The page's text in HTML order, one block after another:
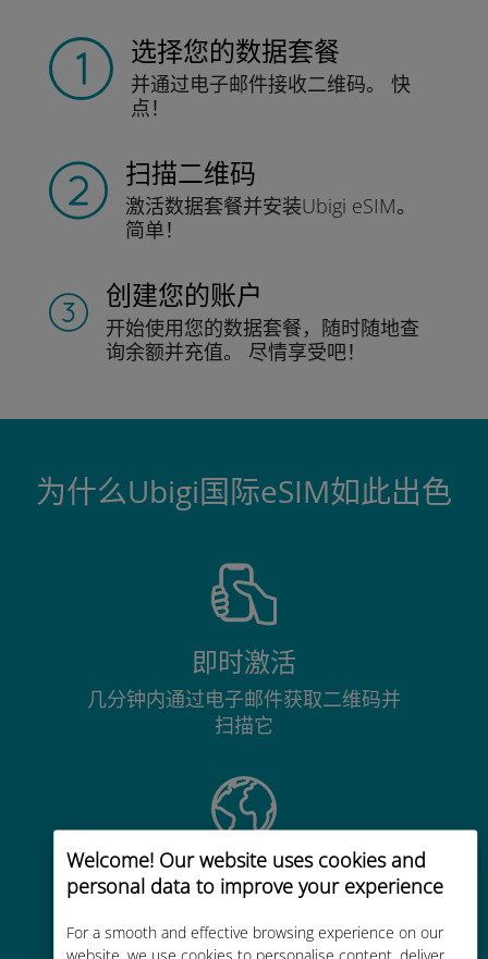
Welcome! Our website uses cookies and
personal data to improve your experience
For a smooth and effective browsing experience on our
website, we use cookies to personalise content, deliver
选择您的数据套餐
并通过电子邮件接收二维码。
快
点！
扫描二维码
激活数据套餐并安装Ubigi eSIM。
简单！
创建您的账户
开始使用您的数据套餐，随时随地查
询余额并充值。 尽情享受吧！
为什么Ubigi国际eSIM如此出色
即时激活
几分钟内通过电子邮件获取二维码并
扫描它
全球
网络连接